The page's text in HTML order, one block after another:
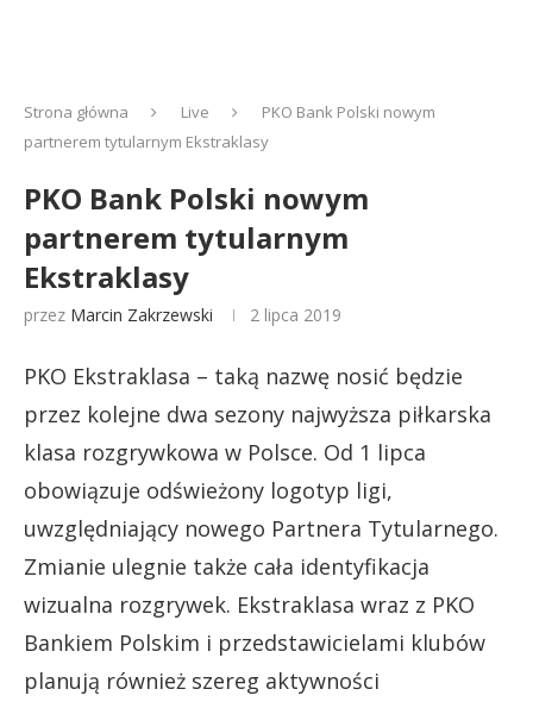
Strona główna Live
PKO Bank Polski nowym
partnerem tytularnym Ekstraklasy
PKO Bank Polski nowym
partnerem tytularnym
Ekstraklasy
przez Marcin Zakrzewski 2 lipca 2019
PKO Ekstraklasa – taką nazwę nosić będzie
przez kolejne dwa sezony najwyższa piłkarska
klasa rozgrywkowa w Polsce. Od 1 lipca
obowiązuje odświeżony logotyp ligi,
uwzględniający nowego Partnera Tytularnego.
Zmianie ulegnie także cała identyfikacja
wizualna rozgrywek. Ekstraklasa wraz z PKO
Bankiem Polskim i przedstawicielami klubów
planują również szereg aktywności